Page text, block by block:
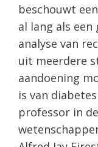
beschouwt
al lang als een
analyse van
uit meerdere
aandoening
is van
professor in